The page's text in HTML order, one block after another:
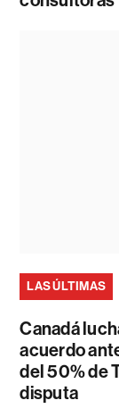
LAS ÚLTIMAS
Canadá
acuerdo
del 50% de
disputa